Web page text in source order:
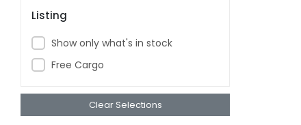
BAYRAMKUM
BESTFUNNY
BEYAZKUS
BEYAZTOYS
BIBEROGLU
Listing
Show only what's in stock
Free Cargo
Clear Selections